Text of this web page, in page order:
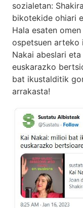
sozialetan:
bikotekide ohiari
Hala esaten
ospetsuen arteko
Nakai abeslari
euskarazko
bat ikustalditik
arrakasta!